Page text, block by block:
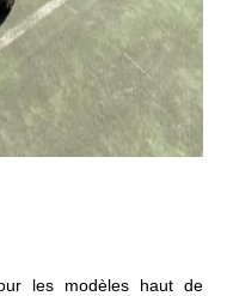
les modèles haut de